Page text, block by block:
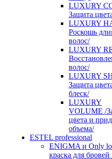
LUXURY
Защита
LUXURY
Роскошь
волос/
LUXURY
волос/
LUXURY
Защита
блеск/
LUXURY
VOLUME /
цвета и
объема/
ESTEL professional
ENIGMA и Only
краска для бровей